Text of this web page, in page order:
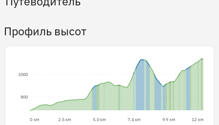
Профиль высот
800
1000
0 км 2.5 км 5.0 км 7.4 км 9.9 км 12 км